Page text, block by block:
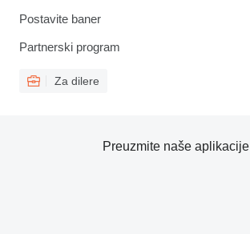
Postavite baner
Partnerski program
Za dilere
Preuzmite naše aplikacije